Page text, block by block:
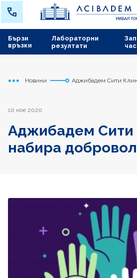
Лабораторни
резултати
час
Бързи
връзки
Начало
Токуда
Новини Аджибадем Сити
10 ное 2020
Аджибадем Сити
набира